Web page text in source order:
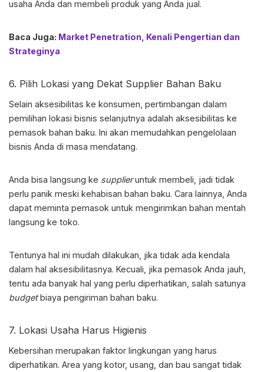
usaha Anda dan membeli produk yang Anda jual.
Baca Juga: Market Penetration, Kenali Pengertian dan
Strateginya
6. Pilih Lokasi yang Dekat Supplier Bahan Baku
Selain aksesibilitas ke konsumen, pertimbangan dalam
pemilihan lokasi bisnis selanjutnya adalah aksesibilitas ke
pemasok bahan baku. Ini akan memudahkan pengelolaan
bisnis Anda di masa mendatang.
Anda bisa langsung ke supplieruntuk membeli, jadi tidak
perlu panik meski kehabisan bahan baku. Cara lainnya, Anda
dapat meminta pemasok untuk mengirimkan bahan mentah
langsung ke toko.
Tentunya hal ini mudah dilakukan, jika tidak ada kendala
dalam hal aksesibilitasnya. Kecuali, jika pemasok Anda jauh,
tentu ada banyak hal yang perlu diperhatikan, salah satunya
budgetbiaya pengiriman bahan baku.
7. Lokasi Usaha Harus Higienis
Kebersihan merupakan faktor lingkungan yang harus
diperhatikan. Area yang kotor, usang, dan bau sangat tidak